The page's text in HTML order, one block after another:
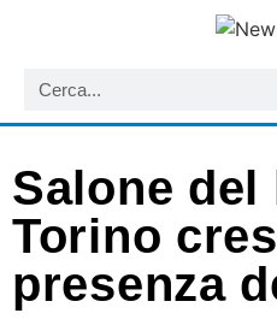
Salone del
Torino
presenza